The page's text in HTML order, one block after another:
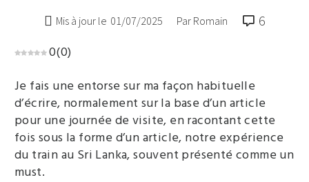
 Mis à jour le 01/07/2025 Par Romain
6
0(0)
Je fais une entorse sur ma façon habituelle
d’écrire, normalement sur la base d’un article
pour une journée de visite, en racontant cette
fois sous la forme d’un article, notre expérience
du train au Sri Lanka, souvent présenté comme un
must.